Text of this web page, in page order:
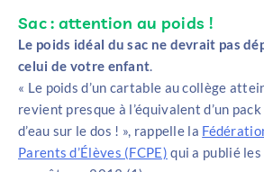
Sac : attention au poids !
Le poids idéal du sac ne devrait pas
celui de votre enfant.
« Le poids d’un cartable au collège
revient presque à l’équivalent d’un
d’eau sur le dos ! », rappelle la
Parents d’Élèves (FCPE) qui a publié